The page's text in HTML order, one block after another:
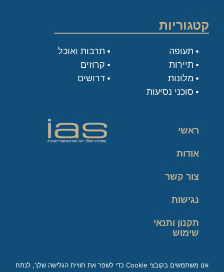
קטגוריות
תעופה
תיירות
מלונות
סוכני נסיעות
תרבות ואוכל
קרוזים
דרושים
ראשי
אודות
צור קשר
נגישות
תקנון ותנאי
שימוש
אנו משתמשים בקובצי Cookie כדי לשפר את חוויית הגלישה שלך, לנתח